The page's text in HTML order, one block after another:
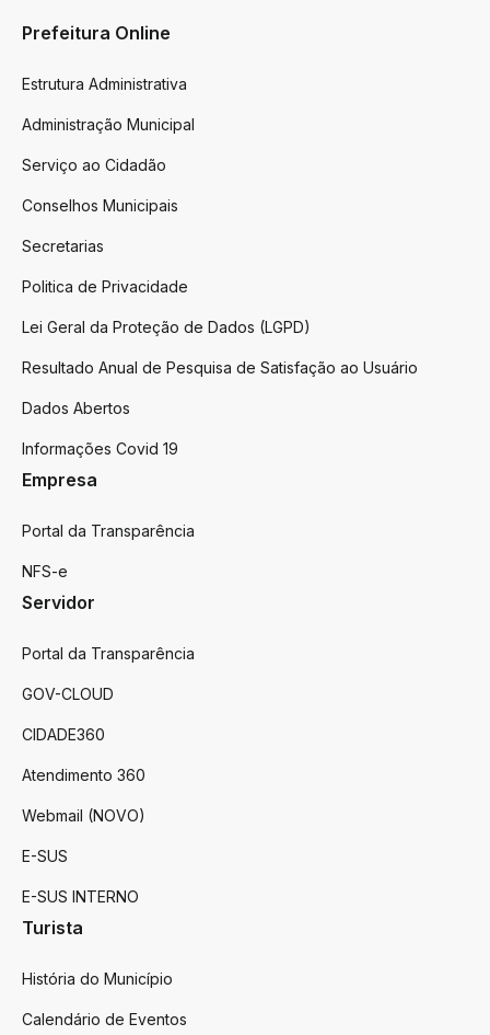
Prefeitura Online
Estrutura Administrativa
Administração Municipal
Serviço ao Cidadão
Conselhos Municipais
Secretarias
Politica de Privacidade
Lei Geral da Proteção de Dados (LGPD)
Resultado Anual de Pesquisa de Satisfação ao Usuário
Dados Abertos
Informações Covid 19
Empresa
Portal da Transparência
NFS-e
Servidor
Portal da Transparência
GOV-CLOUD
CIDADE360
Atendimento 360
Webmail (NOVO)
E-SUS
E-SUS INTERNO
Turista
História do Município
Calendário de Eventos